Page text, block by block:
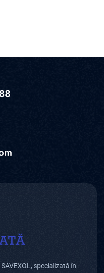
specializată în